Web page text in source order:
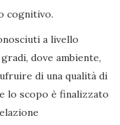
cognitivo.
a livello
dove ambiente,
di una qualità di
lo scopo è finalizzato